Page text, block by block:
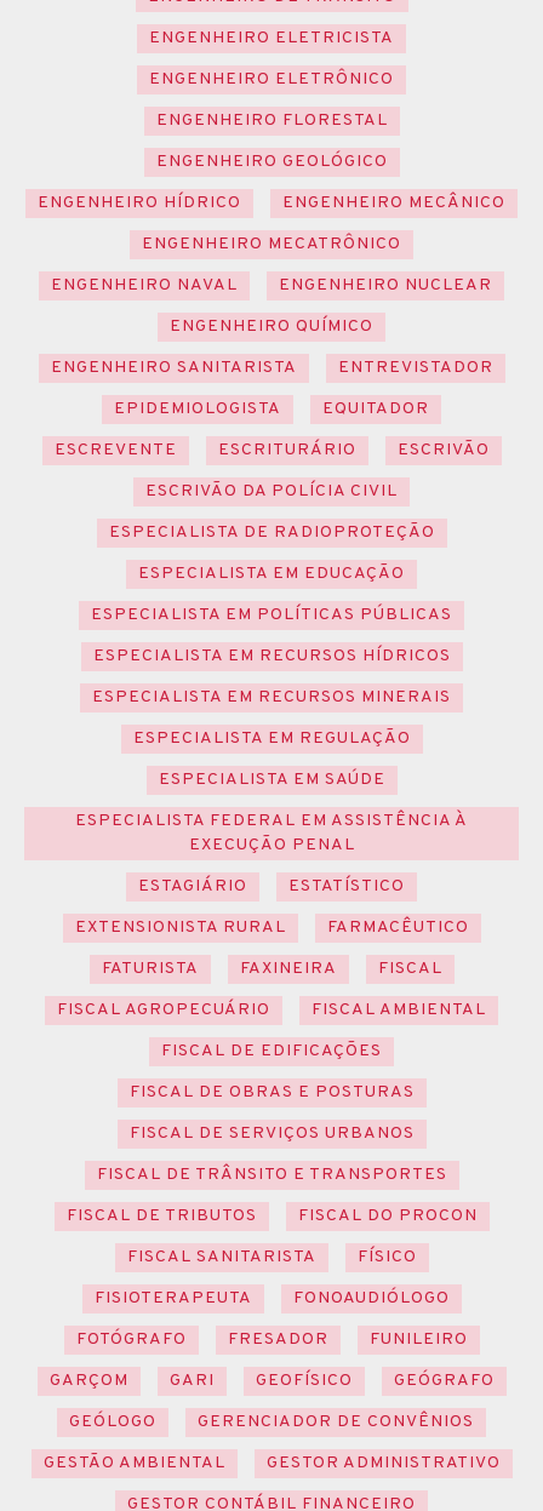
ENGENHEIRO ELETRICISTA
ENGENHEIRO ELETRÔNICO
ENGENHEIRO FLORESTAL
ENGENHEIRO GEOLÓGICO
ENGENHEIRO HÍDRICO
ENGENHEIRO MECÂNICO
ENGENHEIRO MECATRÔNICO
ENGENHEIRO NAVAL
ENGENHEIRO NUCLEAR
ENGENHEIRO QUÍMICO
ENGENHEIRO SANITARISTA
ENTREVISTADOR
EPIDEMIOLOGISTA
EQUITADOR
ESCREVENTE
ESCRITURÁRIO
ESCRIVÃO
ESCRIVÃO DA POLÍCIA CIVIL
ESPECIALISTA DE RADIOPROTEÇÃO
ESPECIALISTA EM EDUCAÇÃO
ESPECIALISTA EM POLÍTICAS PÚBLICAS
ESPECIALISTA EM RECURSOS HÍDRICOS
ESPECIALISTA EM RECURSOS MINERAIS
ESPECIALISTA EM REGULAÇÃO
ESPECIALISTA EM SAÚDE
ESPECIALISTA FEDERAL EM ASSISTÊNCIA À
EXECUÇÃO PENAL
ESTAGIÁRIO
ESTATÍSTICO
EXTENSIONISTA RURAL
FARMACÊUTICO
FATURISTA
FAXINEIRA
FISCAL
FISCAL AGROPECUÁRIO
FISCAL AMBIENTAL
FISCAL DE EDIFICAÇÕES
FISCAL DE OBRAS E POSTURAS
FISCAL DE SERVIÇOS URBANOS
FISCAL DE TRÂNSITO E TRANSPORTES
FISCAL DE TRIBUTOS
FISCAL DO PROCON
FISCAL SANITARISTA
FÍSICO
FISIOTERAPEUTA
FONOAUDIÓLOGO
FOTÓGRAFO
FRESADOR
FUNILEIRO
GARÇOM
GARI GEOFÍSICO
GEÓGRAFO
GEÓLOGO
GERENCIADOR DE CONVÊNIOS
GESTÃO AMBIENTAL
GESTOR ADMINISTRATIVO
GESTOR CONTÁBIL FINANCEIRO